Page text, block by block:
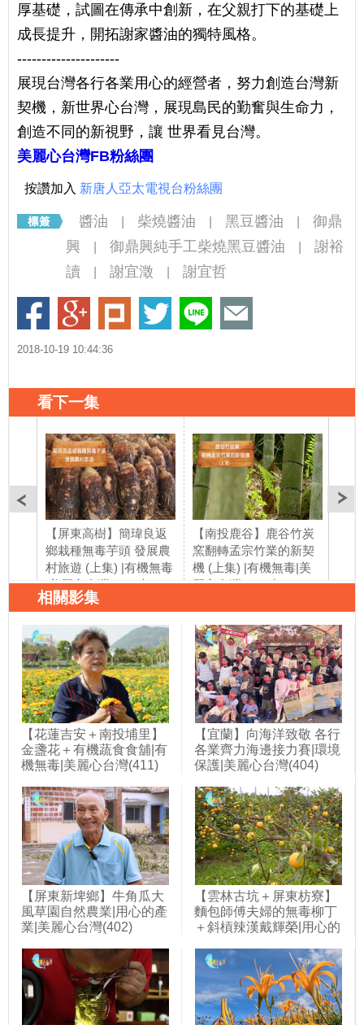
厚基礎，試圖在傳承中創新，在父親打下的基礎上
成長提升，開拓謝家醬油的獨特風格。
---------------------
展現台灣各行各業用心的經營者，努力創造台灣新
契機，新世界心台灣，展現島民的勤奮與生命力，
創造不同的新視野，讓 世界看見台灣。
美麗心台灣FB粉絲團
按讚加入 新唐人亞太電視台粉絲團
醬油 柴燒醬油 黑豆醬油
御鼎
興
御鼎興純手工柴燒黑豆醬油
謝裕
讀
謝宜澂 謝宜哲
2018-10-19 10:44:36
看下一集
【屏東高樹】簡瑋良返
鄉栽種無毒芋頭 發展農
村旅遊 (上集) |有機無毒
|美麗心台灣(180)上
【南投鹿谷】鹿谷竹炭
窯翻轉孟宗竹業的新契
機 (上集) |有機無毒|美
麗心台灣(180)中
麗
相關影集
【花蓮吉安＋南投埔里】
金盞花＋有機蔬食食舖|有
機無毒|美麗心台灣(411)
【宜蘭】向海洋致敬 各行
各業齊力海邊接力賽|環境
保護|美麗心台灣(404)
【屏東新埤鄉】牛角瓜大
風草園自然農業|用心的產
業|美麗心台灣(402)
【雲林古坑＋屏東枋寮】
麵包師傅夫婦的無毒柳丁
＋斜槓辣漢戴輝榮|用心的